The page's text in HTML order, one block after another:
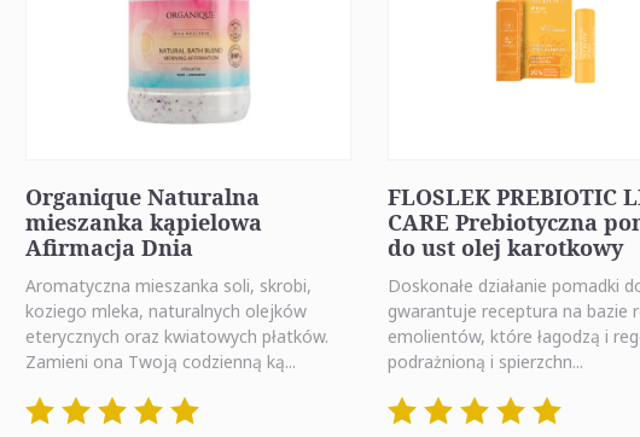
Organique Naturalna
mieszanka kąpielowa
Afirmacja Dnia
Aromatyczna mieszanka soli, skrobi,
koziego mleka, naturalnych olejków
eterycznych oraz kwiatowych płatków.
Zamieni ona Twoją codzienną ką...
FLOSLEK PREBIOTIC
CARE Prebiotyczna
do ust olej karotkowy
Doskonałe działanie pomadki
gwarantuje receptura na bazie
emolientów, które łagodzą i
podrażnioną i spierzchn...